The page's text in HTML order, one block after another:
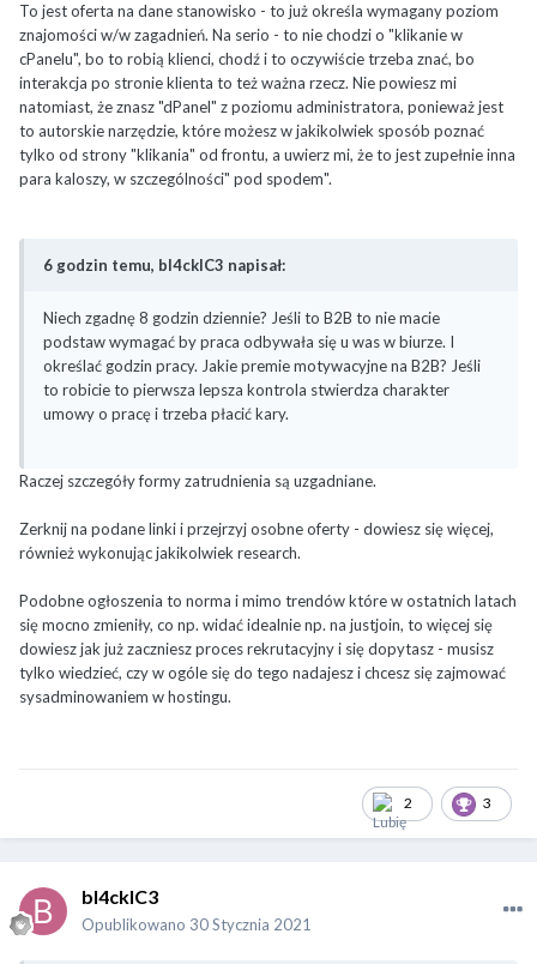
To jest oferta na dane stanowisko - to już określa wymagany poziom
znajomości w/w zagadnień. Na serio - to nie chodzi o "klikanie w
cPanelu", bo to robią klienci, chodź i to oczywiście trzeba znać, bo
interakcja po stronie klienta to też ważna rzecz. Nie powiesz mi
natomiast, że znasz "dPanel" z poziomu administratora, ponieważ jest
to autorskie narzędzie, które możesz w jakikolwiek sposób poznać
tylko od strony "klikania" od frontu, a uwierz mi, że to jest zupełnie inna
para kaloszy, w szczególności" pod spodem".
6 godzin temu, bl4ckIC3 napisał:
Niech zgadnę 8 godzin dziennie? Jeśli to B2B to nie macie
podstaw wymagać by praca odbywała się u was w biurze. I
określać godzin pracy. Jakie premie motywacyjne na B2B? Jeśli
to robicie to pierwsza lepsza kontrola stwierdza charakter
umowy o pracę i trzeba płacić kary.
Raczej szczegóły formy zatrudnienia są uzgadniane.
Zerknij na podane linki i przejrzyj osobne oferty - dowiesz się więcej,
również wykonując jakikolwiek research.
Podobne ogłoszenia to norma i mimo trendów które w ostatnich latach
się mocno zmieniły, co np. widać idealnie np. na justjoin, to więcej się
dowiesz jak już zaczniesz proces rekrutacyjny i się dopytasz - musisz
tylko wiedzieć, czy w ogóle się do tego nadajesz i chcesz się zajmować
sysadminowaniem w hostingu.
2 3
bl4ckIC3
Opublikowano 30 Stycznia 2021